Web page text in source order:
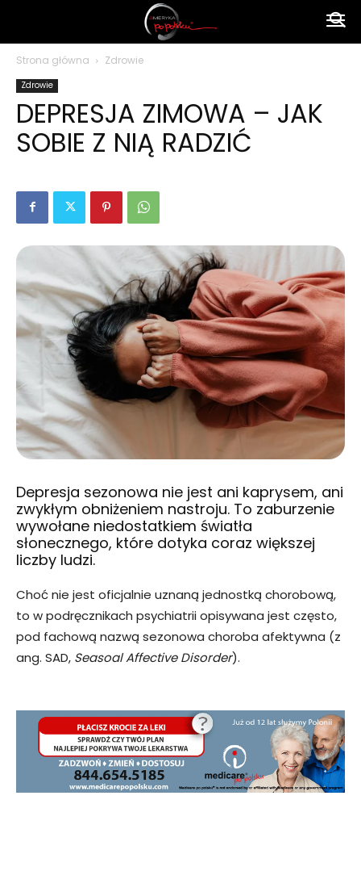
Strona główna Zdrowie
Zdrowie
DEPRESJA ZIMOWA – JAK
SOBIE Z NIĄ RADZIĆ
Depresja sezonowa nie jest ani kaprysem, ani
zwykłym obniżeniem nastroju. To zaburzenie
wywołane niedostatkiem światła
słonecznego, które dotyka coraz większej
liczby ludzi.
Choć nie jest oficjalnie uznaną jednostką chorobową,
to w podręcznikach psychiatrii opisywana jest często,
pod fachową nazwą sezonowa choroba afektywna (z
ang. SAD, Seasoal Affective Disorder).